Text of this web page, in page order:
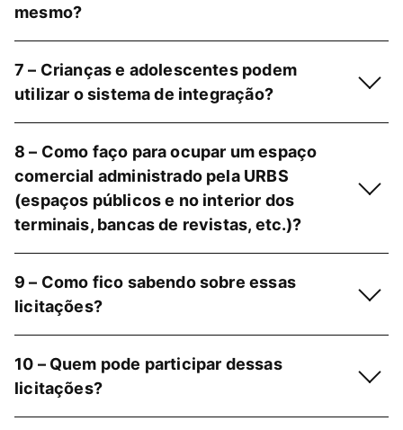
mesmo?
7 – Crianças e adolescentes podem
utilizar o sistema de integração?
8 – Como faço para ocupar um espaço
comercial administrado pela URBS
(espaços públicos e no interior dos
terminais, bancas de revistas, etc.)?
9 – Como fico sabendo sobre essas
licitações?
10 – Quem pode participar dessas
licitações?